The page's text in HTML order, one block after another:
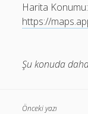
Harita Konumu:
https://
Şu konuda
Önceki yazı